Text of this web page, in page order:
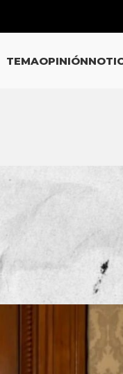
TEMAOPINIÓN